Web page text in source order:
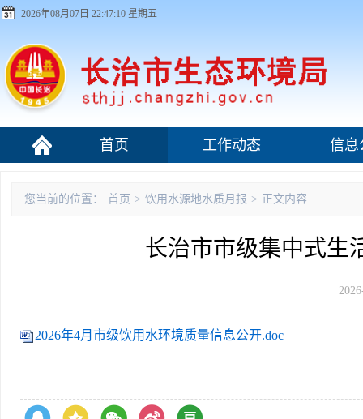
2026年08月07日 22:47:10 星期五
首页 工作动态 信息
您当前的位置： 首页 > 饮用水源地水质月报 > 正文内容
长治市市级集中式生
2026年4月市级饮用水环境质量信息公开.doc